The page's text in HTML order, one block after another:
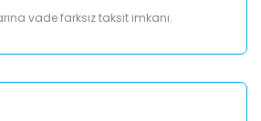
vade farksız taksit imkanı.